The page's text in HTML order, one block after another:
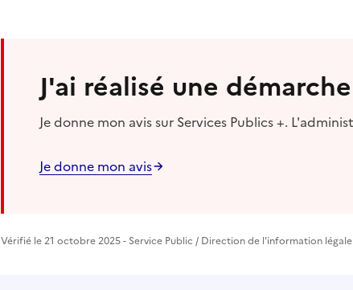
J'ai réalisé une
Je donne mon avis sur Services Publics +.
Je donne mon avis
Vérifié le 21 octobre 2025 - Service Public / Direction de l'information